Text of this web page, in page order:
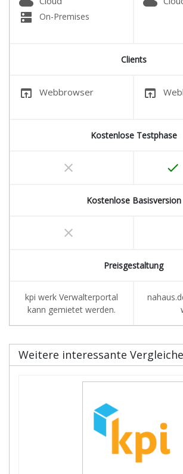
dns On-Premises
Clients
open_in_browser Webbrowser open_in_browser
Kostenlose Testphase
clear done
Kostenlose Basisversion
clear
Preisgestaltung
kpi werk Verwalterportal
kann gemietet werden.
Weitere interessante Vergleiche